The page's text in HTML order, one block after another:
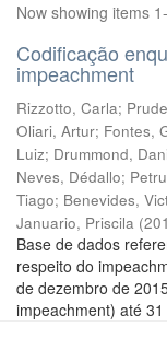
Now showing items
Codificação
impeachment
Rizzotto, Carla;
Oliari, Artur; Fontes,
Luiz; Drummond,
Neves, Dédallo;
Tiago; Benevides,
Januario, Priscila (
Base de dados
respeito do
de dezembro de
impeachment) até